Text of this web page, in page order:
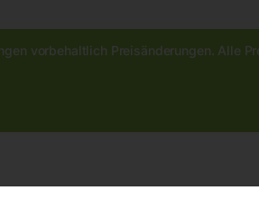
vorbehaltlich Preisänderungen. Alle